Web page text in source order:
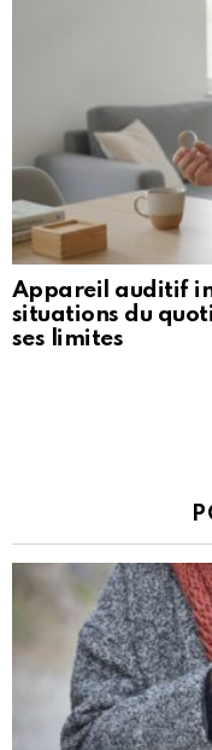
Appareil auditif
situations du
ses limites